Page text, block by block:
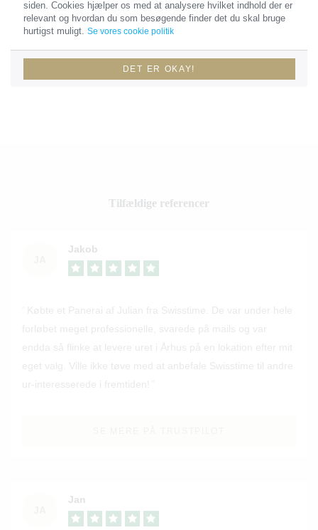
Tilfældige referencer
Jakob
Købte et Panerai af Julian fra Swisstime. De var under hele
forløbet meget professionelle, svarede på mails og var
endda så flinke at levere uret i Århus på en lokation efter mit
eget valg. Ville ikke tøve med at anbefale Swisstime til andre
ur-interesserede i fremtiden!
Jan
siden. Cookies hjælper os med at analysere hvilket indhold der er
relevant og hvordan du som besøgende finder det du skal bruge
hurtigst muligt. Se vores cookie politik
DET ER OKAY!